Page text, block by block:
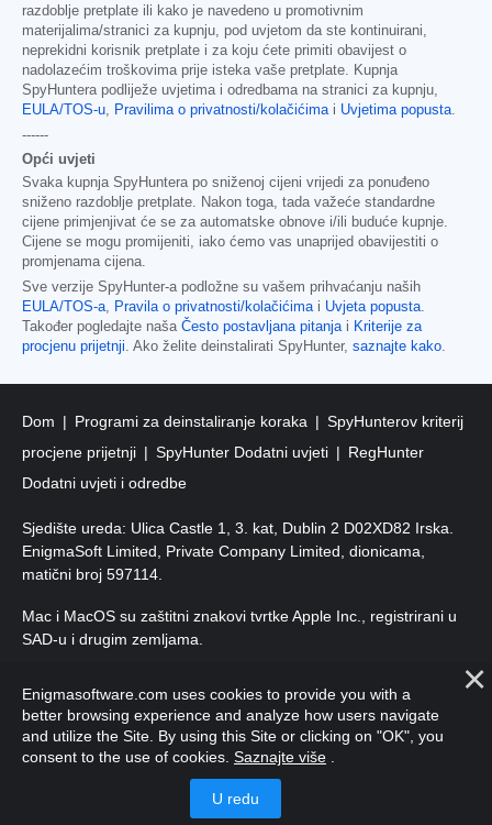
razdoblje pretplate ili kako je navedeno u promotivnim
materijalima/stranici za kupnju, pod uvjetom da ste kontinuirani,
neprekidni korisnik pretplate i za koju ćete primiti obavijest o
nadolazećim troškovima prije isteka vaše pretplate. Kupnja
SpyHuntera podliježe uvjetima i odredbama na stranici za kupnju,
EULA/TOS-u, Pravilima o privatnosti/kolačićimai Uvjetima popusta.
------
Opći uvjeti
Svaka kupnja SpyHuntera po sniženoj cijeni vrijedi za ponuđeno
sniženo razdoblje pretplate. Nakon toga, tada važeće standardne
cijene primjenjivat će se za automatske obnove i/ili buduće kupnje.
Cijene se mogu promijeniti, iako ćemo vas unaprijed obavijestiti o
promjenama cijena.
Sve verzije SpyHunter-a podložne su vašem prihvaćanju naših
EULA/TOS-a, Pravila o privatnosti/kolačićimai Uvjeta popusta.
Također pogledajte naša Često postavljana pitanjai Kriterije za
procjenu prijetnji. Ako želite deinstalirati SpyHunter, saznajte kako.
Dom Programi za deinstaliranje koraka
SpyHunterov kriterij
procjene prijetnji
SpyHunter Dodatni uvjeti
RegHunter
Dodatni uvjeti i odredbe
Sjedište ureda: Ulica Castle 1, 3. kat, Dublin 2 D02XD82 Irska.
EnigmaSoft Limited, Private Company Limited, dionicama,
matični broj 597114.
Mac i MacOS su zaštitni znakovi tvrtke Apple Inc., registrirani u
SAD-u i drugim zemljama.
pridržana.
Enigmasoftware.com uses cookies to provide you with a
better browsing experience and analyze how users navigate
and utilize the Site. By using this Site or clicking on "OK", you
consent to the use of cookies. Saznajte više